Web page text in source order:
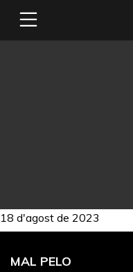
18 d'agost de 2023
MAL PELO